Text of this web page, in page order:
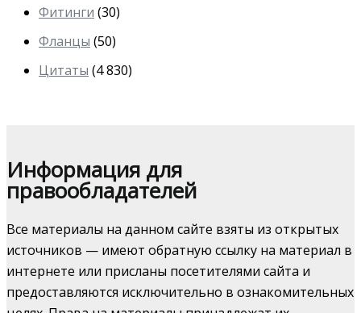
Фитинги (30)
Фланцы (50)
Цитаты (4 830)
Информация для
правообладателей
Все материалы на данном сайте взяты из открытых
источников — имеют обратную ссылку на материал в
интернете или присланы посетителями сайта и
предоставляются исключительно в ознакомительных